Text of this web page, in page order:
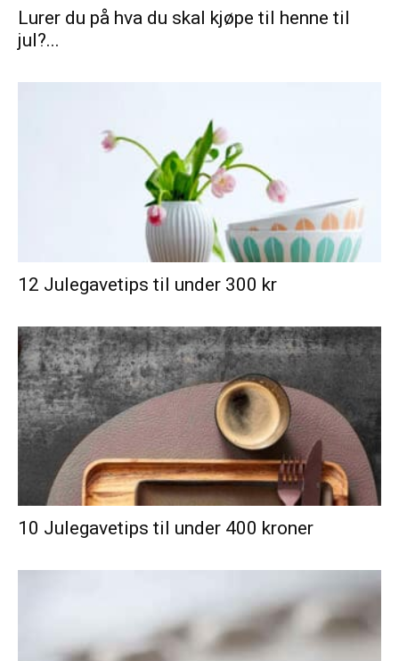
Lurer du på hva du skal kjøpe til henne til
jul?...
12 Julegavetips til under 300 kr
10 Julegavetips til under 400 kroner